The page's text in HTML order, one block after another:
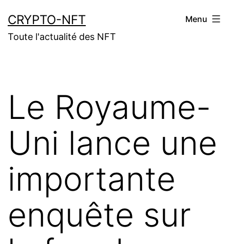
au
contenu
CRYPTO-NFT
Toute l'actualité des NFT
Menu
Le Royaume-
Uni lance une
importante
enquête sur